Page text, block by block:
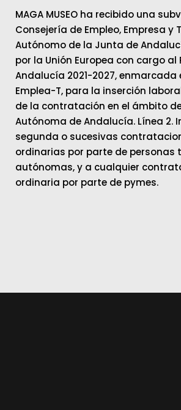
MAGA MUSEO ha recibido una
Consejería de Empleo, Empresa y
Autónomo de la Junta de
por la Unión Europea con cargo al
Andalucía 2021-2027, enmarcada
Emplea-T, para la inserción
de la contratación en el ámbito
Autónoma de Andalucía. Línea 2.
segunda o sucesivas
ordinarias por parte de personas
autónomas, y a cualquier
ordinaria por parte de pymes.